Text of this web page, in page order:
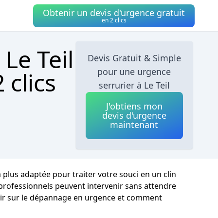
Obtenir un devis d'urgence gratuit
en 2 clics
Teil
clics
Devis Gratuit & Simple
pour une urgence
serrurier à Le Teil
J'obtiens mon
devis d'urgence
maintenant
adaptée pour traiter votre souci en un clin
peuvent intervenir sans attendre
sur le dépannage en urgence et comment